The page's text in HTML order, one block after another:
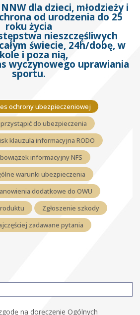
dla dzieci, młodzieży i
od urodzenia do 25
roku życia
nieszczęśliwych
świecie, 24h/dobę, w
i poza nią,
wyczynowego uprawiania
sportu.
ochrony ubezpieczeniowej
przystąpić do ubezpieczenia
klauzula informacyjna RODO
informacyjny NFS
warunki ubezpieczenia
dodatkowe do OWU
Zgłoszenie szkody
zadawane pytania
na doręczenie Ogólnych